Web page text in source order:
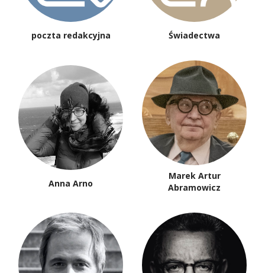
poczta redakcyjna Świadectwa
Anna Arno
Marek Artur
Abramowicz